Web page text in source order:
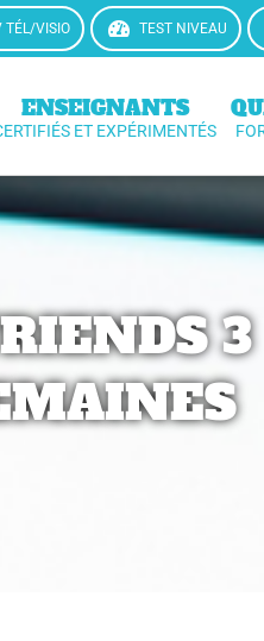
TÉL/VISIO TEST NIVEAU
ENSEIGNANTS
ET EXPÉRIMENTÉS
3